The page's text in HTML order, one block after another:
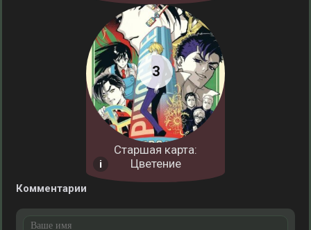
Старшая карта:
Цветение
Комментарии